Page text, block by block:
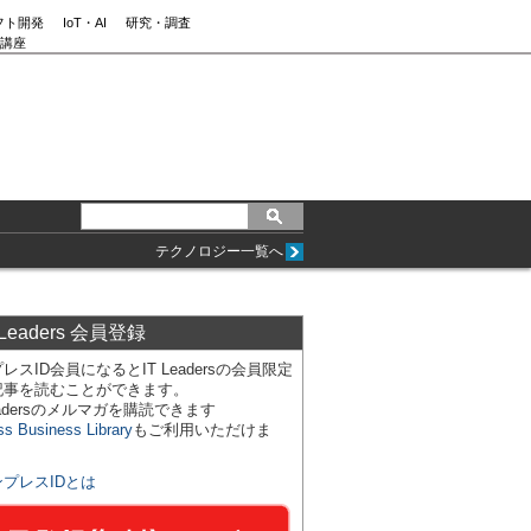
ト開発 IoT・AI
研究・調査
座
テクノロジー一覧へ
会員登録
スID会員になるとIT Leadersの会員限定
を読むことができます。
のメルマガを購読できます
Business Libraryもご利用いただけま
プレスIDとは